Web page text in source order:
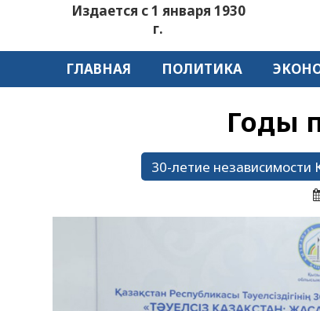
Издается с 1 января 1930
г.
ГЛАВНАЯ ПОЛИТИКА
Годы
30-летие независимости